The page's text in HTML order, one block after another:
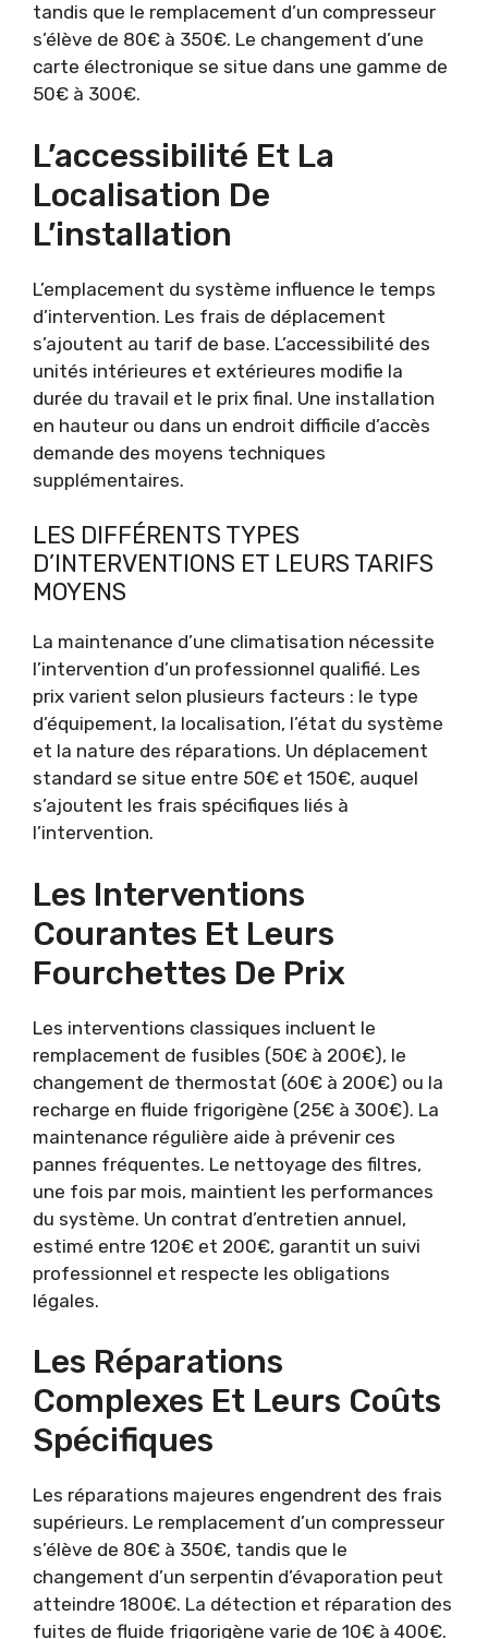
tandis que le remplacement d’un compresseur
s’élève de 80€ à 350€. Le changement d’une
carte électronique se situe dans une gamme de
50€ à 300€.
L’accessibilité Et La
Localisation De
L’installation
L’emplacement du système influence le temps
d’intervention. Les frais de déplacement
s’ajoutent au tarif de base. L’accessibilité des
unités intérieures et extérieures modifie la
durée du travail et le prix final. Une installation
en hauteur ou dans un endroit difficile d’accès
demande des moyens techniques
supplémentaires.
LES DIFFÉRENTS TYPES
D’INTERVENTIONS ET LEURS TARIFS
MOYENS
La maintenance d’une climatisation nécessite
l’intervention d’un professionnel qualifié. Les
prix varient selon plusieurs facteurs : le type
d’équipement, la localisation, l’état du système
et la nature des réparations. Un déplacement
standard se situe entre 50€ et 150€, auquel
s’ajoutent les frais spécifiques liés à
l’intervention.
Les Interventions
Courantes Et Leurs
Fourchettes De Prix
Les interventions classiques incluent le
remplacement de fusibles (50€ à 200€), le
changement de thermostat (60€ à 200€) ou la
recharge en fluide frigorigène (25€ à 300€). La
maintenance régulière aide à prévenir ces
pannes fréquentes. Le nettoyage des filtres,
une fois par mois, maintient les performances
du système. Un contrat d’entretien annuel,
estimé entre 120€ et 200€, garantit un suivi
professionnel et respecte les obligations
légales.
Les Réparations
Complexes Et Leurs Coûts
Spécifiques
Les réparations majeures engendrent des frais
supérieurs. Le remplacement d’un compresseur
s’élève de 80€ à 350€, tandis que le
changement d’un serpentin d’évaporation peut
atteindre 1800€. La détection et réparation des
fuites de fluide frigorigène varie de 10€ à 400€.